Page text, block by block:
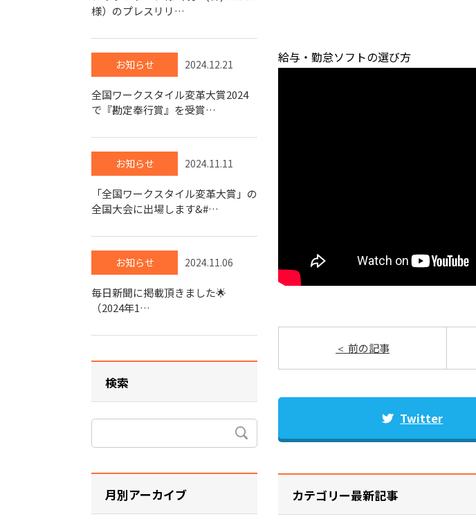
給与・勤怠ソフトの選び方
前の記事
Twitter
カテゴリー最新記事
様）のプレスリリ…
お知らせ 2024.12.21
全国ワークスタイル変革大賞2024
で『勘定奉行賞』を受賞…
お知らせ 2024.11.11
「全国ワークスタイル変革大賞」の
全国大会に出場します&#…
お知らせ 2024.11.06
毎日新聞に掲載頂きました🌟
（2024年1…
検索
月別アーカイブ